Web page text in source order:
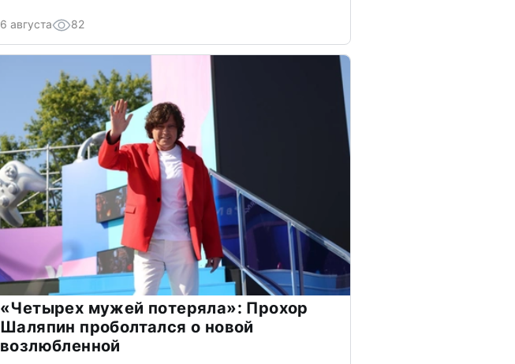
6 августа 82
«Четырех мужей потеряла»: Прохор
Шаляпин проболтался о новой
возлюбленной